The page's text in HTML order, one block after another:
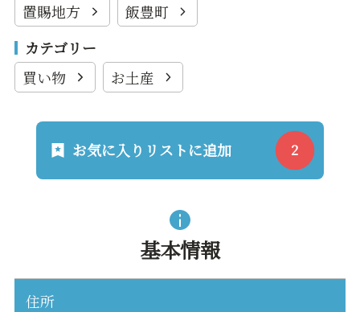
置賜地方
飯豊町
カテゴリー
買い物
お土産
お気に入りリストに追加
基本情報
住所